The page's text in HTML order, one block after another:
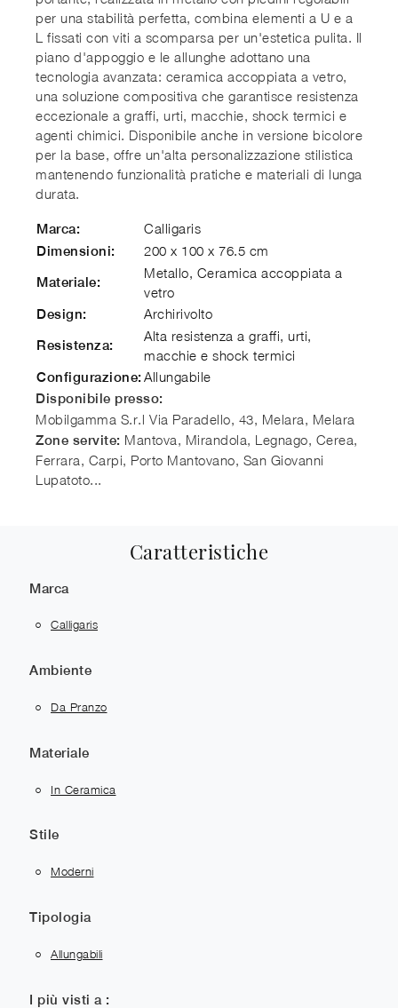
per una stabilità perfetta, combina elementi a U e a
L fissati con viti a scomparsa per un'estetica pulita. Il
piano d'appoggio e le allunghe adottano una
tecnologia avanzata: ceramica accoppiata a vetro,
una soluzione compositiva che garantisce resistenza
eccezionale a graffi, urti, macchie, shock termici e
agenti chimici. Disponibile anche in versione bicolore
per la base, offre un'alta personalizzazione stilistica
mantenendo funzionalità pratiche e materiali di lunga
durata.
Marca: Calligaris
Dimensioni: 200 x 100 x 76.5 cm
Materiale:
Metallo, Ceramica accoppiata a
vetro
Design: Archirivolto
Resistenza:
Alta resistenza a graffi, urti,
macchie e shock termici
Configurazione:Allungabile
Disponibile presso:
Mobilgamma S.r.l Via Paradello, 43, Melara, Melara
Zone servite: Mantova, Mirandola, Legnago, Cerea,
Ferrara, Carpi, Porto Mantovano, San Giovanni
Lupatoto...
Caratteristiche
Marca
Calligaris
Ambiente
Da Pranzo
Materiale
In Ceramica
Stile
Moderni
Tipologia
Allungabili
I più visti a :